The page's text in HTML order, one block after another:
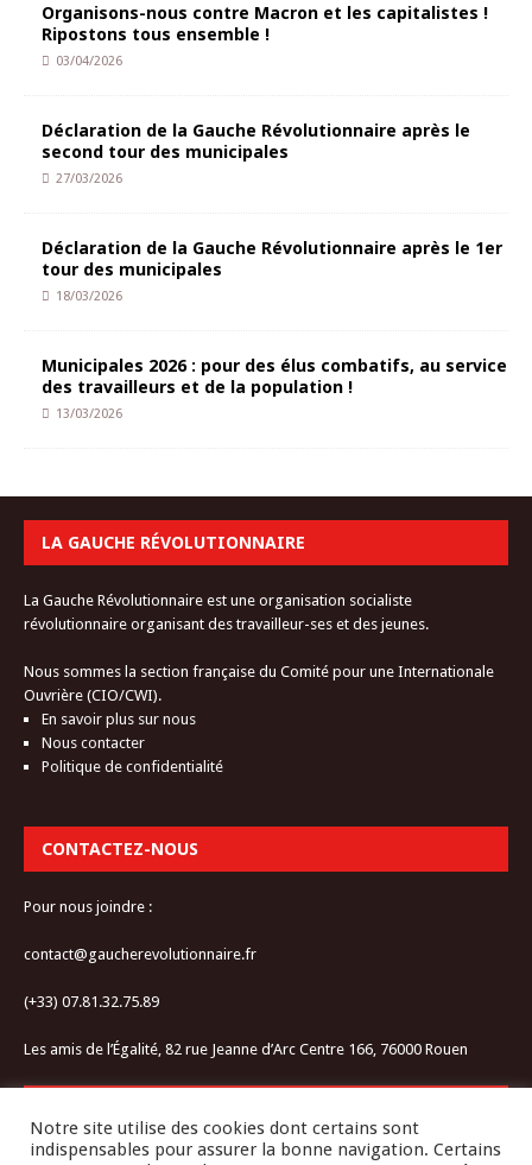
Organisons-nous contre Macron et les capitalistes !
Ripostons tous ensemble !
03/04/2026
Déclaration de la Gauche Révolutionnaire après le
second tour des municipales
27/03/2026
Déclaration de la Gauche Révolutionnaire après le 1er
tour des municipales
18/03/2026
Municipales 2026 : pour des élus combatifs, au service
des travailleurs et de la population !
13/03/2026
LA GAUCHE RÉVOLUTIONNAIRE
La Gauche Révolutionnaire est une organisation socialiste
révolutionnaire organisant des travailleur-ses et des jeunes.
Nous sommes la section française du Comité pour une Internationale
Ouvrière (CIO/CWI).
En savoir plus sur nous
Nous contacter
Politique de confidentialité
CONTACTEZ-NOUS
Pour nous joindre :
contact@gaucherevolutionnaire.fr
(+33) 07.81.32.75.89
Les amis de l’Égalité, 82 rue Jeanne d’Arc Centre 166, 76000 Rouen
Notre site utilise des cookies dont certains sont
indispensables pour assurer la bonne navigation. Certains